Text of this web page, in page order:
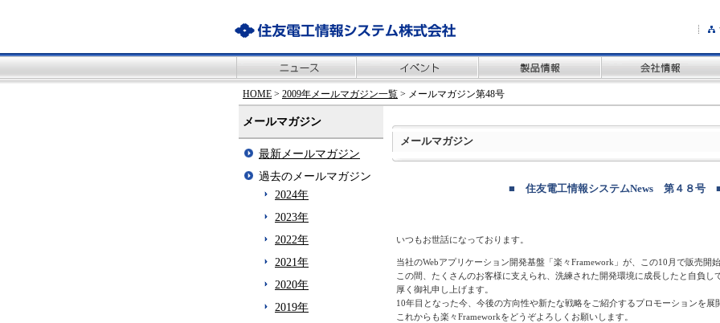
HOME > 2009年メールマガジン一覧 > メールマガジン第48号
メールマガジン
最新メールマガジン
過去のメールマガジン
2024年
2023年
2022年
2021年
2020年
2019年
メールマガジン
■ 住友電工情報システムNews 第４８号
いつもお世話になっております。
当社のWebアプリケーション開発基盤「楽々Framework」が、この10月で販売開
この間、たくさんのお客様に支えられ、洗練された開発環境に成長したと自負し
厚く御礼申し上げます。
10年目となった今、今後の方向性や新たな戦略をご紹介するプロモーションを展
これからも楽々Frameworkをどうぞよろしくお願いします。